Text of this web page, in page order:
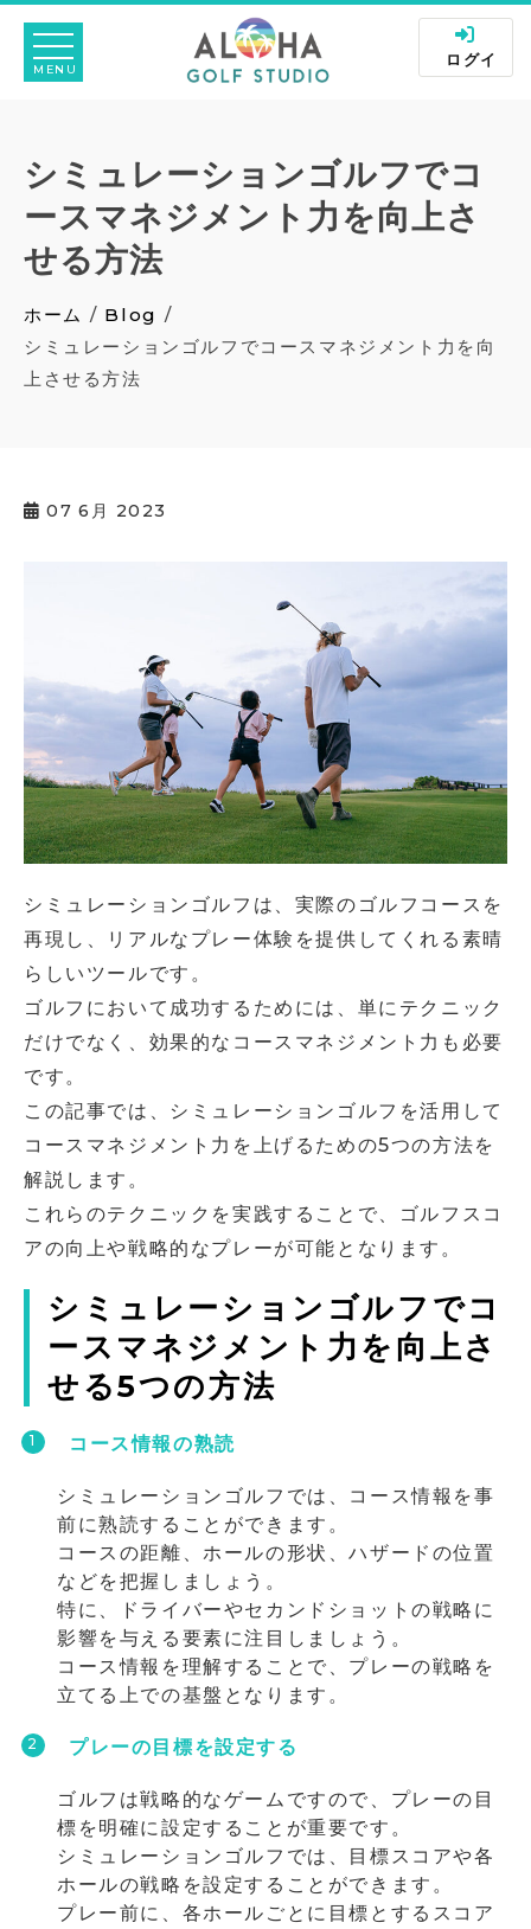
content
ログイ
シミュレーションゴルフでコ
ースマネジメント力を向上さ
せる方法
ホーム
Blog
シミュレーションゴルフでコースマネジメント力を向
上させる方法
07 6月 2023
シミュレーションゴルフは、実際のゴルフコースを
再現し、リアルなプレー体験を提供してくれる素晴
らしいツールです。
ゴルフにおいて成功するためには、単にテクニック
だけでなく、効果的なコースマネジメント力も必要
です。
この記事では、シミュレーションゴルフを活用して
コースマネジメント力を上げるための5つの方法を
解説します。
これらのテクニックを実践することで、ゴルフスコ
アの向上や戦略的なプレーが可能となります。
シミュレーションゴルフでコ
ースマネジメント力を向上さ
せる5つの方法
コース情報の熟読
シミュレーションゴルフでは、コース情報を事
前に熟読することができます。
コースの距離、ホールの形状、ハザードの位置
などを把握しましょう。
特に、ドライバーやセカンドショットの戦略に
影響を与える要素に注目しましょう。
コース情報を理解することで、プレーの戦略を
立てる上での基盤となります。
プレーの目標を設定する
ゴルフは戦略的なゲームですので、プレーの目
標を明確に設定することが重要です。
シミュレーションゴルフでは、目標スコアや各
ホールの戦略を設定することができます。
プレー前に、各ホールごとに目標とするスコア